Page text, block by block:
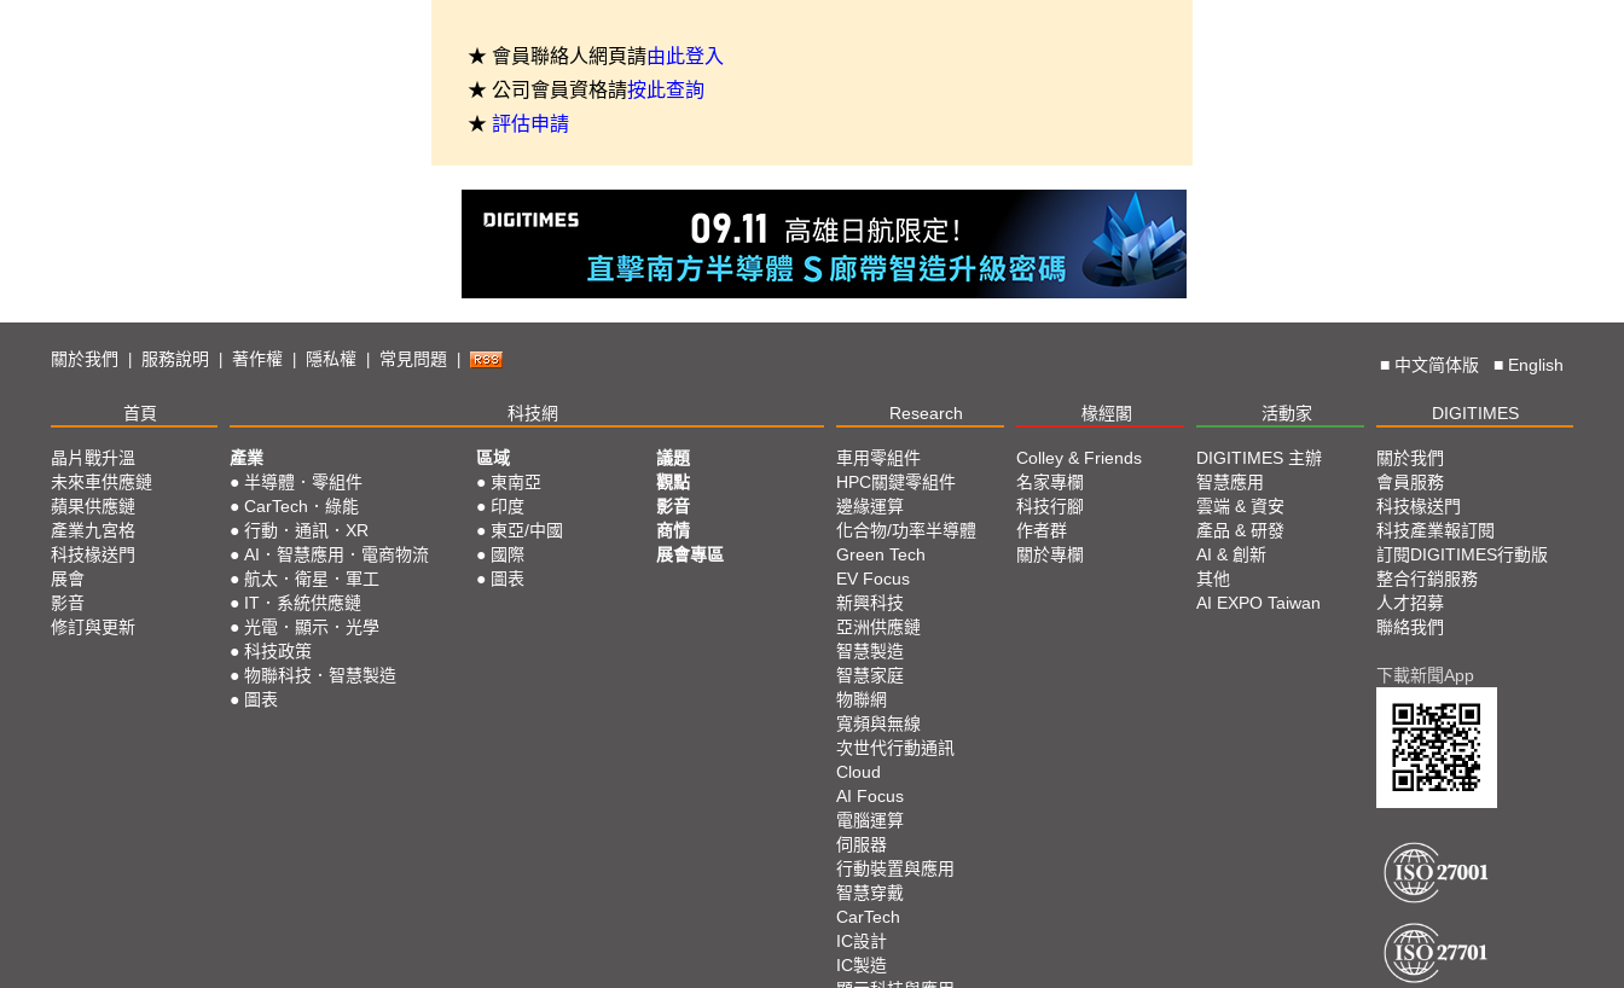
★ 會員聯絡人網頁請由此登入
★ 公司會員資格請按此查詢
★ 評估申請
關於我們 服務說明 著作權 隱私權 常見問題 ■ 中文简体版 ■ English
首頁 科技網 Research 椽經閣 活動家 DIGITIMES
晶片戰升溫
未來車供應鏈
蘋果供應鏈
產業九宮格
科技椽送門
展會
影音
修訂與更新
產業
● 半導體．零組件
● CarTech．綠能
● 行動．通訊．XR
● AI．智慧應用．電商物流
● 航太．衛星．軍工
● IT．系統供應鏈
● 光電．顯示．光學
● 科技政策
● 物聯科技．智慧製造
● 圖表
區域
● 東南亞
● 印度
● 東亞/中國
● 國際
● 圖表
議題
觀點
影音
商情
展會專區
車用零組件
HPC關鍵零組件
邊緣運算
化合物/功率半導體
Green Tech
EV Focus
新興科技
亞洲供應鏈
智慧製造
智慧家庭
物聯網
寬頻與無線
次世代行動通訊
Cloud
AI Focus
電腦運算
伺服器
行動裝置與應用
智慧穿戴
CarTech
IC設計
IC製造
Colley & Friends
名家專欄
科技行腳
作者群
關於專欄
DIGITIMES 主辦
智慧應用
雲端 & 資安
產品 & 研發
AI & 創新
其他
AI EXPO Taiwan
關於我們
會員服務
科技椽送門
科技產業報訂閱
訂閱DIGITIMES行動版
整合行銷服務
人才招募
聯絡我們
下載新聞App